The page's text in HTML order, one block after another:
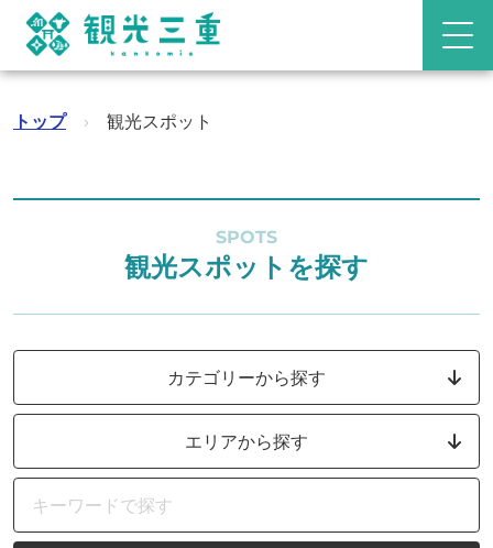
トップ › 観光スポット
SPOTS
観光スポットを探す
カテゴリーから探す
エリアから探す